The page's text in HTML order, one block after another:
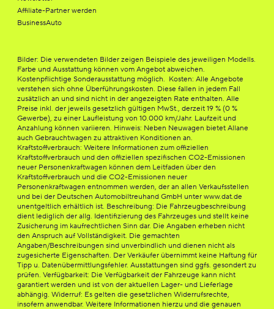
Affiliate-Partner werden
BusinessAuto
Bilder: Die verwendeten Bilder zeigen Beispiele des jeweiligen Modells.
Farbe und Ausstattung können vom Angebot abweichen.
Kostenpflichtige Sonderausstattung möglich. Kosten: Alle Angebote
verstehen sich ohne Überführungskosten. Diese fallen in jedem Fall
zusätzlich an und sind nicht in der angezeigten Rate enthalten. Alle
Preise inkl. der jeweils gesetzlich gültigen MwSt., derzeit 19 % (0 %
Gewerbe), zu einer Laufleistung von 10.000 km/Jahr. Laufzeit und
Anzahlung können variieren. Hinweis: Neben Neuwagen bietet Allane
auch Gebrauchtwagen zu attraktiven Konditionen an.
Kraftstoffverbrauch: Weitere Informationen zum offiziellen
Kraftstoffverbrauch und den offiziellen spezifischen CO2-Emissionen
neuer Personenkraftwagen können dem Leitfaden über den
Kraftstoffverbrauch und die CO2-Emissionen neuer
Personenkraftwagen entnommen werden, der an allen Verkaufsstellen
und bei der Deutschen Automobiltreuhand GmbH unter www.dat.de
unentgeltlich erhältlich ist. Beschreibung: Die Fahrzeugbeschreibung
dient lediglich der allg. Identifizierung des Fahrzeuges und stellt keine
Zusicherung im kaufrechtlichen Sinn dar. Die Angaben erheben nicht
den Anspruch auf Vollständigkeit. Die gemachten
Angaben/Beschreibungen sind unverbindlich und dienen nicht als
zugesicherte Eigenschaften. Der Verkäufer übernimmt keine Haftung für
Tipp u. Datenübermittlungsfehler. Ausstattungen sind ggfs. gesondert zu
prüfen. Verfügbarkeit: Die Verfügbarkeit der Fahrzeuge kann nicht
garantiert werden und ist von der aktuellen Lager- und Lieferlage
abhängig. Widerruf: Es gelten die gesetzlichen Widerrufsrechte,
insofern anwendbar. Weitere Informationen hierzu und die genauen